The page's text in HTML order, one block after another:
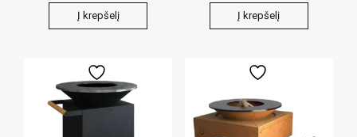
Į krepšelį Į krepšelį